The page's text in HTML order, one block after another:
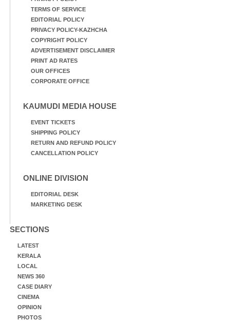
TERMS OF SERVICE
EDITORIAL POLICY
PRIVACY POLICY-KAZHCHA
COPYRIGHT POLICY
ADVERTISEMENT DISCLAIMER
PRINT AD RATES
OUR OFFICES
CORPORATE OFFICE
KAUMUDI MEDIA HOUSE
EVENT TICKETS
SHIPPING POLICY
RETURN AND REFUND POLICY
CANCELLATION POLICY
ONLINE DIVISION
EDITORIAL DESK
MARKETING DESK
SECTIONS
LATEST
KERALA
LOCAL
NEWS 360
CASE DIARY
CINEMA
OPINION
PHOTOS